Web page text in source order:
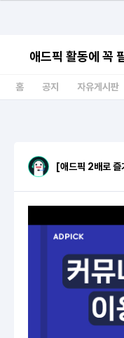
애드픽 활동에 꼭
홈 공지 자유게시판
[애드픽 2배로 즐